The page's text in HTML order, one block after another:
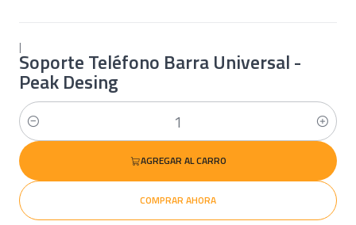
|
Soporte Teléfono Barra Universal -
Peak Desing
Cantidad
AGREGAR AL CARRO
COMPRAR AHORA